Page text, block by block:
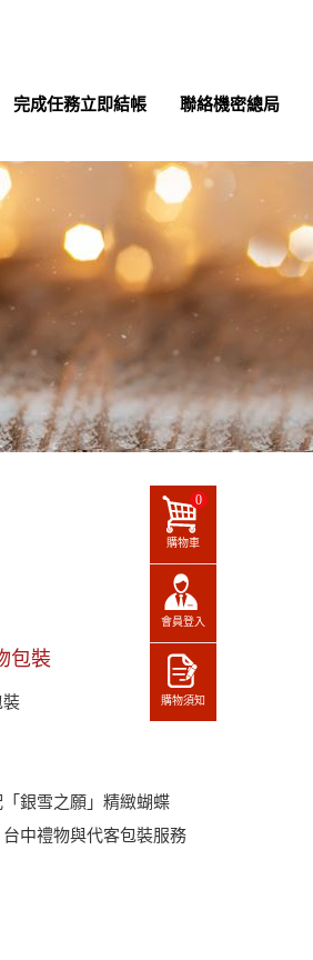
完成任務立即結帳 聯絡機密總局
包裝
裝
銀雪之願」精緻蝴蝶
中禮物與代客包裝服務
購物車
0
會員登入
購物須知